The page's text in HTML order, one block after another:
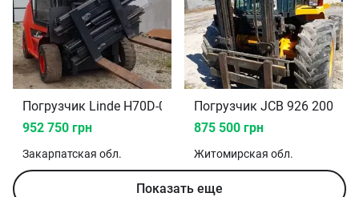
Погрузчик Linde H70D-03 2005
952 750 грн
Закарпатская обл.
Погрузчик JCB 926 2002
875 500 грн
Житомирская обл.
Показать еще